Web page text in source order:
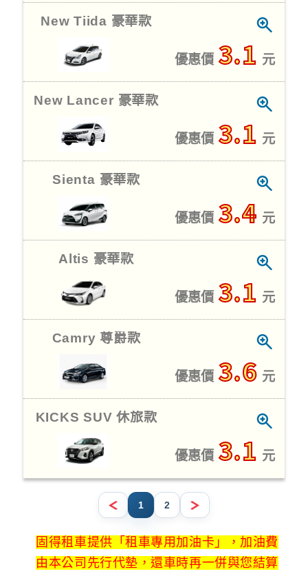
New Tiida 豪華款
優惠價 3.1 元
New Lancer 豪華款
優惠價 3.1 元
Sienta 豪華款
優惠價 3.4 元
Altis 豪華款
優惠價 3.1 元
Camry 尊爵款
優惠價 3.6 元
KICKS SUV 休旅款
優惠價 3.1 元
1 2
固得租車提供「租車專用加油卡」，加油費
由本公司先行代墊，還車時再一併與您結算